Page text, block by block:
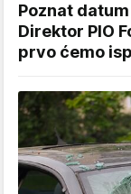
Poznat
Direktor PIO
prvo ćemo